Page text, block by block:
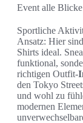
Event alle
Sportliche
Ansatz: Hier
Shirts ideal.
funktional,
richtigen Outfit-
den Tokyo
und wohl zu
modernen